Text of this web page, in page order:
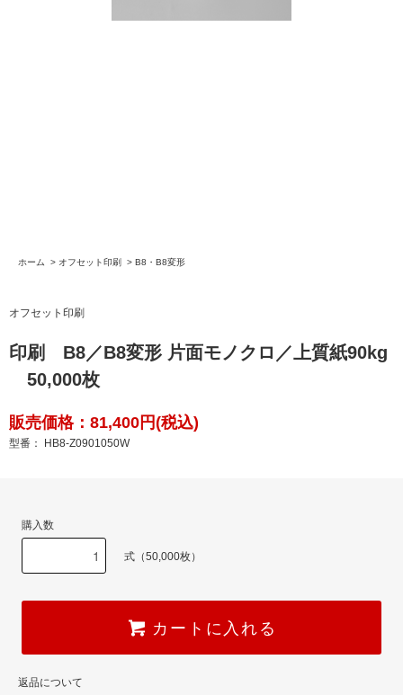
ホーム > オフセット印刷 > B8・B8変形
オフセット印刷
印刷 B8／B8変形 片面モノクロ／上質紙90kg
50,000枚
販売価格：81,400円(税込)
型番： HB8-Z0901050W
購入数
式（50,000枚）
カートに入れる
返品について